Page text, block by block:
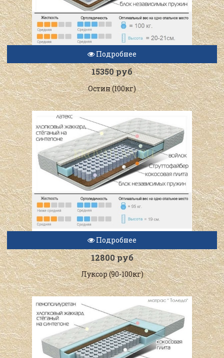
Подробнее
15350 руб
Остин (100кг)
Подробнее
12800 руб
Луксор (90-100кг)